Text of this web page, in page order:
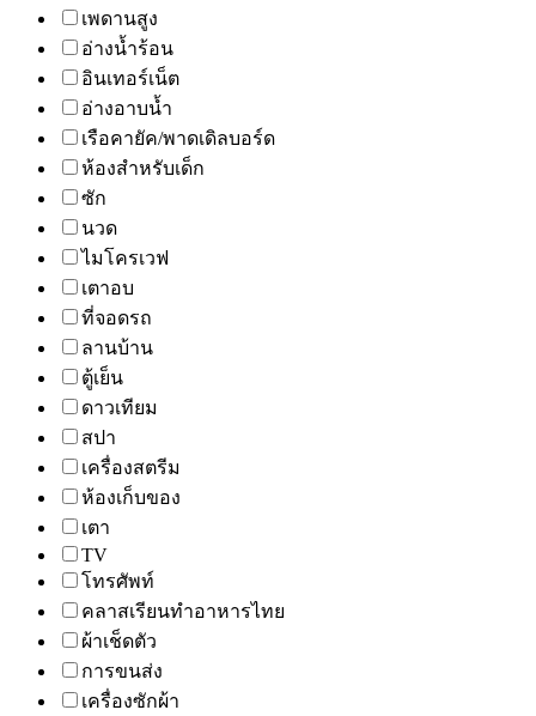
เพดานสูง
อ่างน้ำร้อน
อินเทอร์เน็ต
อ่างอาบน้ำ
เรือคายัค/พาดเดิลบอร์ด
ห้องสำหรับเด็ก
ซัก
นวด
ไมโครเวฟ
เตาอบ
ที่จอดรถ
ลานบ้าน
ตู้เย็น
ดาวเทียม
สปา
เครื่องสตรีม
ห้องเก็บของ
เตา
TV
โทรศัพท์
คลาสเรียนทำอาหารไทย
ผ้าเช็ดตัว
การขนส่ง
เครื่องซักผ้า